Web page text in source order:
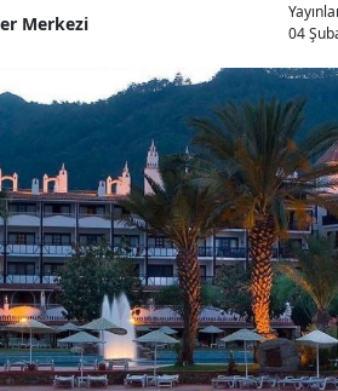
Merkezi
04